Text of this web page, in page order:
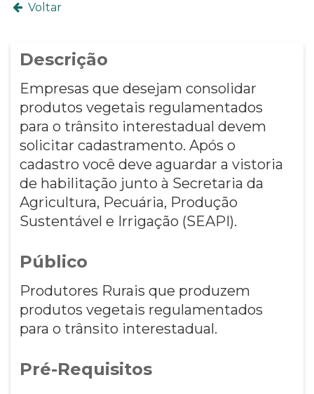
Voltar
Descrição
Empresas que desejam consolidar
produtos vegetais regulamentados
para o trânsito interestadual devem
solicitar cadastramento. Após o
cadastro você deve aguardar a vistoria
de habilitação junto à Secretaria da
Agricultura, Pecuária, Produção
Sustentável e Irrigação (SEAPI).
Público
Produtores Rurais que produzem
produtos vegetais regulamentados
para o trânsito interestadual.
Pré-Requisitos